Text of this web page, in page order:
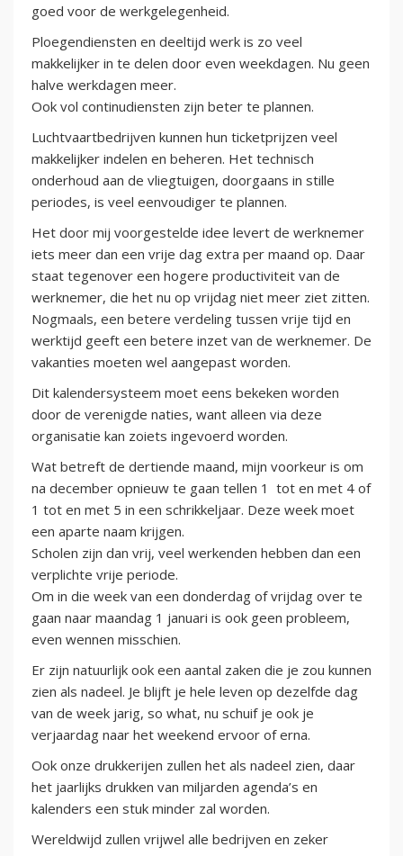
goed voor de werkgelegenheid.
Ploegendiensten en deeltijd werk is zo veel
makkelijker in te delen door even weekdagen. Nu geen
halve werkdagen meer.
Ook vol continudiensten zijn beter te plannen.
Luchtvaartbedrijven kunnen hun ticketprijzen veel
makkelijker indelen en beheren. Het technisch
onderhoud aan de vliegtuigen, doorgaans in stille
periodes, is veel eenvoudiger te plannen.
Het door mij voorgestelde idee levert de werknemer
iets meer dan een vrije dag extra per maand op. Daar
staat tegenover een hogere productiviteit van de
werknemer, die het nu op vrijdag niet meer ziet zitten.
Nogmaals, een betere verdeling tussen vrije tijd en
werktijd geeft een betere inzet van de werknemer. De
vakanties moeten wel aangepast worden.
Dit kalendersysteem moet eens bekeken worden
door de verenigde naties, want alleen via deze
organisatie kan zoiets ingevoerd worden.
Wat betreft de dertiende maand, mijn voorkeur is om
na december opnieuw te gaan tellen 1 tot en met 4 of
1 tot en met 5 in een schrikkeljaar. Deze week moet
een aparte naam krijgen.
Scholen zijn dan vrij, veel werkenden hebben dan een
verplichte vrije periode.
Om in die week van een donderdag of vrijdag over te
gaan naar maandag 1 januari is ook geen probleem,
even wennen misschien.
Er zijn natuurlijk ook een aantal zaken die je zou kunnen
zien als nadeel. Je blijft je hele leven op dezelfde dag
van de week jarig, so what, nu schuif je ook je
verjaardag naar het weekend ervoor of erna.
Ook onze drukkerijen zullen het als nadeel zien, daar
het jaarlijks drukken van miljarden agenda’s en
kalenders een stuk minder zal worden.
Wereldwijd zullen vrijwel alle bedrijven en zeker